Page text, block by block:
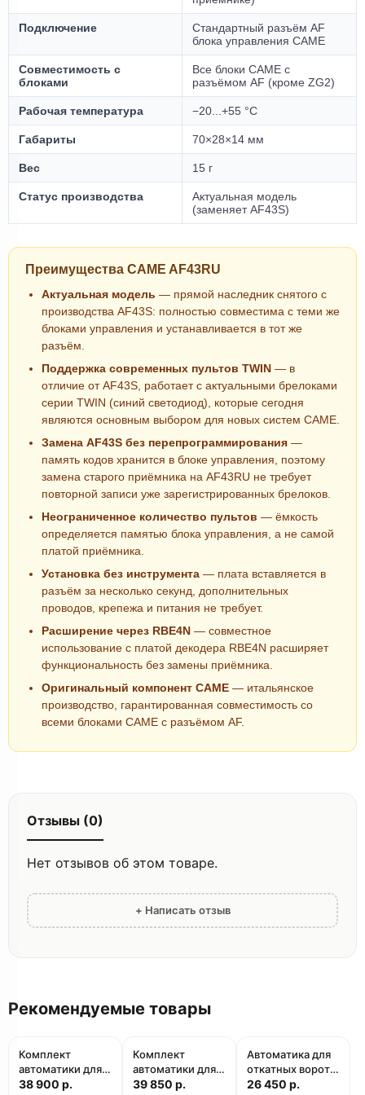
Подключение
Стандартный разъём AF
блока управления CAME
Совместимость с
блоками
Все блоки CAME с
разъёмом AF (кроме ZG2)
Рабочая температура −20...+55 °С
Габариты 70×28×14 мм
Вес 15 г
Статус производства
Актуальная модель
(заменяет AF43S)
Преимущества CAME AF43RU
Актуальная модель — прямой наследник снятого с
производства AF43S: полностью совместима с теми же
блоками управления и устанавливается в тот же
разъём.
Поддержка современных пультов TWIN — в
отличие от AF43S, работает с актуальными брелоками
серии TWIN (синий светодиод), которые сегодня
являются основным выбором для новых систем CAME.
Замена AF43S без перепрограммирования —
память кодов хранится в блоке управления, поэтому
замена старого приёмника на AF43RU не требует
повторной записи уже зарегистрированных брелоков.
Неограниченное количество пультов — ёмкость
определяется памятью блока управления, а не самой
платой приёмника.
Установка без инструмента — плата вставляется в
разъём за несколько секунд, дополнительных
проводов, крепежа и питания не требует.
Расширение через RBE4N — совместное
использование с платой декодера RBE4N расширяет
функциональность без замены приёмника.
Оригинальный компонент CAME — итальянское
производство, гарантированная совместимость со
всеми блоками CAME с разъёмом AF.
Отзывы (0)
Нет отзывов об этом товаре.
+ Написать отзыв
Рекомендуемые товары
Комплект
автоматики для
откатных ворот
38 900 р.
Комплект
автоматики для
откатных ворот
39 850 р.
Автоматика для
откатных ворот
CAME BXL04AGS
26 450 р.